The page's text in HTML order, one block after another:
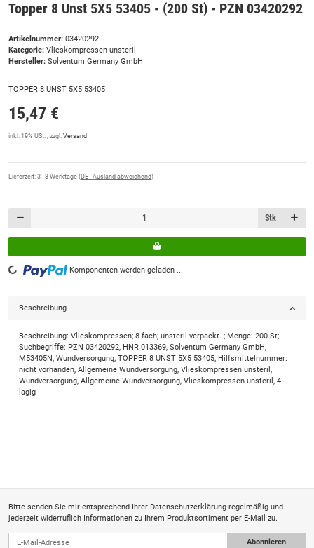
Topper 8 Unst 5X5 53405 - (200 St) - PZN 03420292
Artikelnummer: 03420292
Kategorie: Vlieskompressen unsteril
Hersteller: Solventum Germany GmbH
TOPPER 8 UNST 5X5 53405
15,47 €
inkl. 19% USt. , zzgl. Versand
Lieferzeit: 3 - 8 Werktage (DE - Ausland abweichend)
Stk
Loading... Komponenten werden geladen ...
Beschreibung
Beschreibung: Vlieskompressen; 8-fach; unsteril verpackt. ; Menge: 200 St;
Suchbegriffe: PZN 03420292, HNR 013369, Solventum Germany GmbH,
M53405N, Wundversorgung, TOPPER 8 UNST 5X5 53405, Hilfsmittelnummer:
nicht vorhanden, Allgemeine Wundversorgung, Vlieskompressen unsteril,
Wundversorgung, Allgemeine Wundversorgung, Vlieskompressen unsteril, 4
lagig
Bitte senden Sie mir entsprechend Ihrer Datenschutzerklärung regelmäßig und
jederzeit widerruflich Informationen zu Ihrem Produktsortiment per E-Mail zu.
Abonnieren